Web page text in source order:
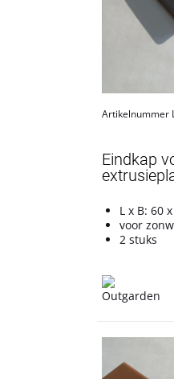
Artikelnummer
Eindkap
L x B: 60
voor
2 stuks